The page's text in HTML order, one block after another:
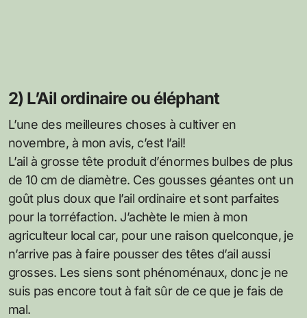
2) L’Ail ordinaire ou éléphant
L’une des meilleures choses à cultiver en
novembre, à mon avis, c’est l’ail!
L’ail à grosse tête produit d’énormes bulbes de plus
de 10 cm de diamètre. Ces gousses géantes ont un
goût plus doux que l’ail ordinaire et sont parfaites
pour la torréfaction. J’achète le mien à mon
agriculteur local car, pour une raison quelconque, je
n’arrive pas à faire pousser des têtes d’ail aussi
grosses. Les siens sont phénoménaux, donc je ne
suis pas encore tout à fait sûr de ce que je fais de
mal.